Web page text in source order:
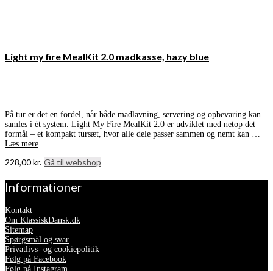
Light my fire MealKit 2.0 madkasse, hazy blue
På tur er det en fordel, når både madlavning, servering og opbevaring kan
samles i ét system. Light My Fire MealKit 2.0 er udviklet med netop det
formål – et kompakt tursæt, hvor alle dele passer sammen og nemt kan …
Læs mere
228,00kr. Gå til webshop
Informationer
Kontakt
Om KlassiskDansk.dk
Sitemap
Spørgsmål og svar
Privatlivs- og cookiepolitik
Følg på Facebook
Følg på Instagram